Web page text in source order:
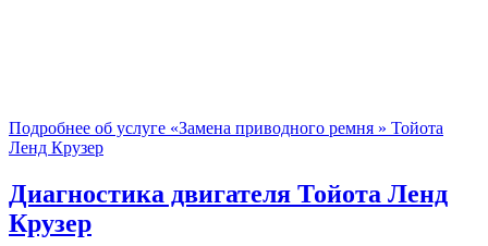
Подробнее об услуге «Замена приводного ремня » Тойота
Ленд Крузер
Диагностика двигателя Тойота Ленд
Крузер